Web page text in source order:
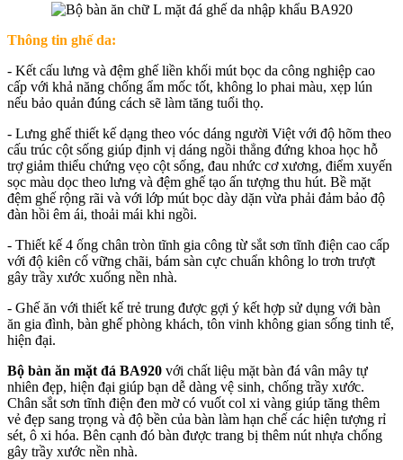
Thông tin ghế da:
- Kết cấu lưng và đệm ghế liền khối mút bọc da công nghiệp cao
cấp với khả năng chống ẩm mốc tốt, không lo phai màu, xẹp lún
nếu bảo quản đúng cách sẽ làm tăng tuổi thọ.
- Lưng ghế thiết kế dạng theo vóc dáng người Việt với độ hõm theo
cấu trúc cột sống giúp định vị dáng ngồi thẳng đứng khoa học hỗ
trợ giảm thiểu chứng vẹo cột sống, đau nhức cơ xương, điểm xuyến
sọc màu dọc theo lưng và đệm ghế tạo ấn tượng thu hút. Bề mặt
đệm ghế rộng rãi và với lớp mút bọc dày dặn vừa phải đảm bảo độ
đàn hồi êm ái, thoải mái khi ngồi.
- Thiết kế 4 ống chân tròn tĩnh gia công từ sắt sơn tĩnh điện cao cấp
với độ kiên cố vững chãi, bám sàn cực chuẩn không lo trơn trượt
gây trầy xước xuống nền nhà.
- Ghế ăn với thiết kế trẻ trung được gợi ý kết hợp sử dụng với bàn
ăn gia đình, bàn ghế phòng khách, tôn vinh không gian sống tinh tế,
hiện đại.
Bộ bàn ăn mặt đá BA920 với chất liệu mặt bàn đá vân mây tự
nhiên đẹp, hiện đại giúp bạn dễ dàng vệ sinh, chống trầy xước.
Chân sắt sơn tĩnh điện đen mờ có vuốt col xi vàng giúp tăng thêm
vẻ đẹp sang trọng và độ bền của bàn làm hạn chế các hiện tượng rỉ
sét, ô xi hóa. Bên cạnh đó bàn được trang bị thêm nút nhựa chống
gây trầy xước nền nhà.